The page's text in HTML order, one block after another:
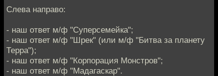
Слева направо:
- наш ответ м/ф "Суперсемейка";
- наш ответ м/ф "Шрек" (или м/ф "Битва за планету
Терра");
- наш ответ м/ф "Корпорация Монстров";
- наш ответ м/ф "Мадагаскар".